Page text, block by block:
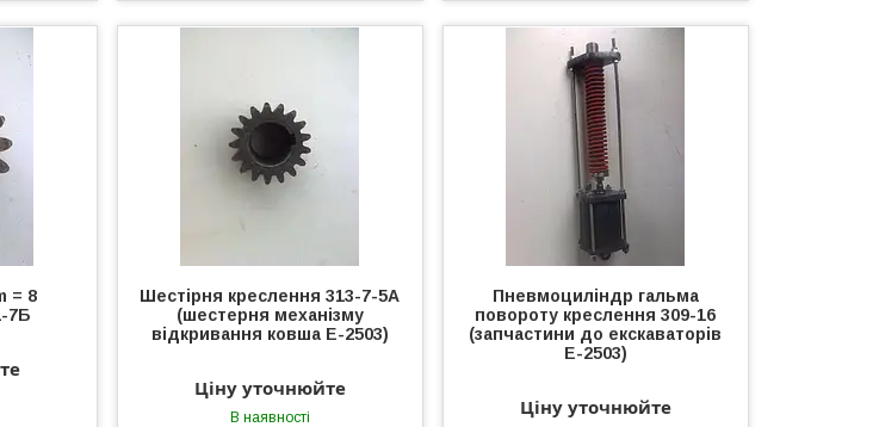
= 8
7Б
Шестірня креслення 313-7-5А
(шестерня механізму
відкривання ковша Е-2503)
Ціну уточнюйте
В наявності
Пневмоциліндр гальма
повороту креслення 309-16
(запчастини до екскаваторів
Е-2503)
Ціну уточнюйте